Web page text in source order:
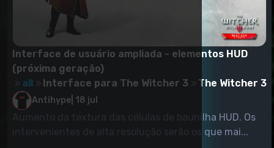
Interface de usuário ampliada - elementos HUD
(próxima geração)
all
Interface para The Witcher 3 The Witcher 3
Antihype 18 jul
Aumento da textura das células de baunilha HUD. Os
intervenientes de alta resolução serão os que mai...